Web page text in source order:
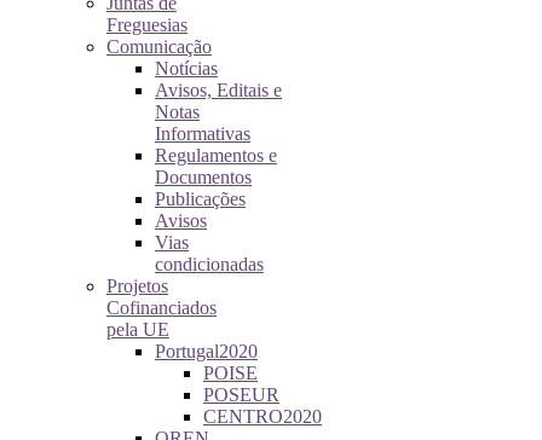
Freguesias
Comunicação
Notícias
Avisos, Editais e
Notas
Informativas
Regulamentos e
Documentos
Publicações
Avisos
Vias
condicionadas
Projetos
Cofinanciados
pela UE
Portugal2020
POISE
POSEUR
CENTRO2020